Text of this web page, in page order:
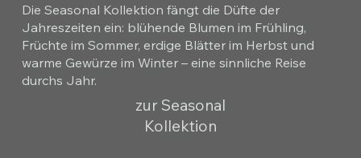
Die Seasonal Kollektion fängt die Düfte der
Jahreszeiten ein: blühende Blumen im Frühling,
Früchte im Sommer, erdige Blätter im Herbst und
warme Gewürze im Winter – eine sinnliche Reise
durchs Jahr.
zur Seasonal
Kollektion